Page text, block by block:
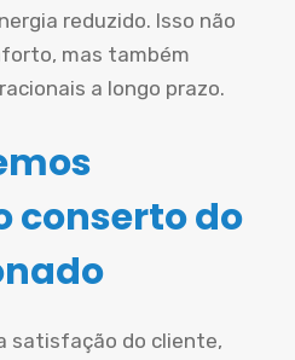
reduzido. Isso não
mas também
a longo prazo.
conserto do
satisfação do cliente,